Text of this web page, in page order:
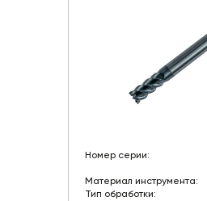
Номер серии:
Материал инструмента:
Тип обработки: